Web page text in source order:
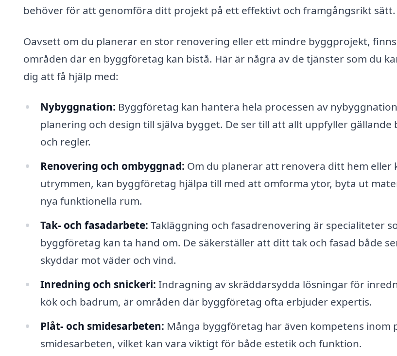
behöver för att genomföra ditt projekt på ett effektivt och framgångsrikt sätt.
Oavsett om du planerar en stor renovering eller ett mindre byggprojekt,
områden där en byggföretag kan bistå. Här är några av de tjänster som du
dig att få hjälp med:
Nybyggnation: Byggföretag kan hantera hela processen av
planering och design till själva bygget. De ser till att allt uppfyller
och regler.
Renovering och ombyggnad: Om du planerar att renovera ditt hem eller
utrymmen, kan byggföretag hjälpa till med att omforma ytor, byta ut
nya funktionella rum.
Tak- och fasadarbete: Takläggning och fasadrenovering är specialiteter
byggföretag kan ta hand om. De säkerställer att ditt tak och fasad både
skyddar mot väder och vind.
Inredning och snickeri: Indragning av skräddarsydda lösningar för
kök och badrum, är områden där byggföretag ofta erbjuder expertis.
Plåt- och smidesarbeten: Många byggföretag har även kompetens inom
smidesarbeten, vilket kan vara viktigt för både estetik och funktion.